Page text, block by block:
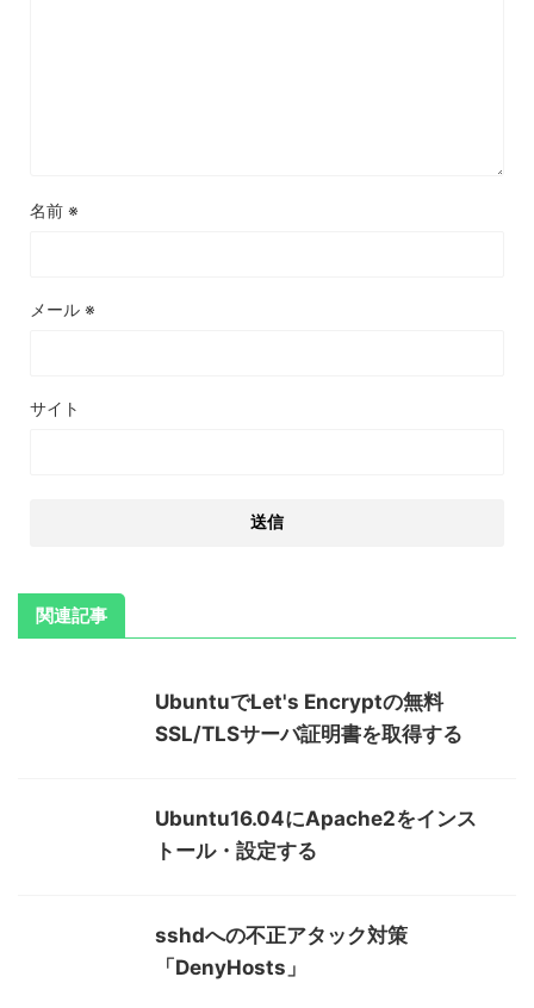
名前 ※
メール ※
サイト
関連記事
UbuntuでLet's Encryptの無料
SSL/TLSサーバ証明書を取得する
Ubuntu16.04にApache2をインス
トール・設定する
sshdへの不正アタック対策
「DenyHosts」